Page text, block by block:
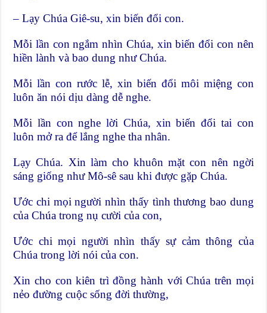
– Lạy Chúa Giê-su, xin biến đổi con.
Mỗi lần con ngắm nhìn Chúa, xin biến đổi con nên
hiền lành và bao dung như Chúa.
Mỗi lần con rước lễ, xin biến đổi môi miệng con
luôn ăn nói dịu dàng dễ nghe.
Mỗi lần con nghe lời Chúa, xin biến đổi tai con
luôn mở ra để lắng nghe tha nhân.
Lạy Chúa. Xin làm cho khuôn mặt con nên ngời
sáng giống như Mô-sê sau khi được gặp Chúa.
Ước chi mọi người nhìn thấy tình thương bao dung
của Chúa trong nụ cười của con,
Ước chi mọi người nhìn thấy sự cảm thông của
Chúa trong lời nói của con.
Xin cho con kiên trì đồng hành với Chúa trên mọi
nẻo đường cuộc sống đời thường,